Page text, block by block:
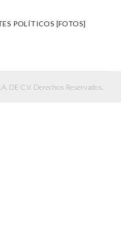
POLÍTICOS [FOTOS]
DE C.V. Derechos Reservados.